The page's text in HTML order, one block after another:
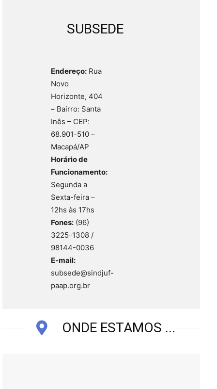
SUBSEDE
Endereço: Rua
Novo
Horizonte, 404
– Bairro: Santa
Inês – CEP:
68.901-510 –
Macapá/AP
Horário de
Funcionamento:
Segunda a
Sexta-feira –
12hs às 17hs
Fones: (96)
3225-1308 /
98144-0036
E-mail:
subsede@sindjuf-
paap.org.br
ONDE ESTAMOS ...